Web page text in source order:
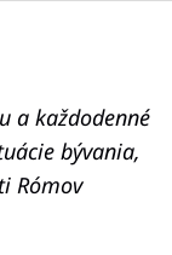
a každodenné
bývania,
Rómov